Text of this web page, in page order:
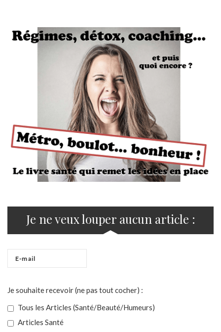
Je ne veux louper aucun article :
Je souhaite recevoir (ne pas tout cocher) :
Tous les Articles (Santé/Beauté/Humeurs)
Articles Santé